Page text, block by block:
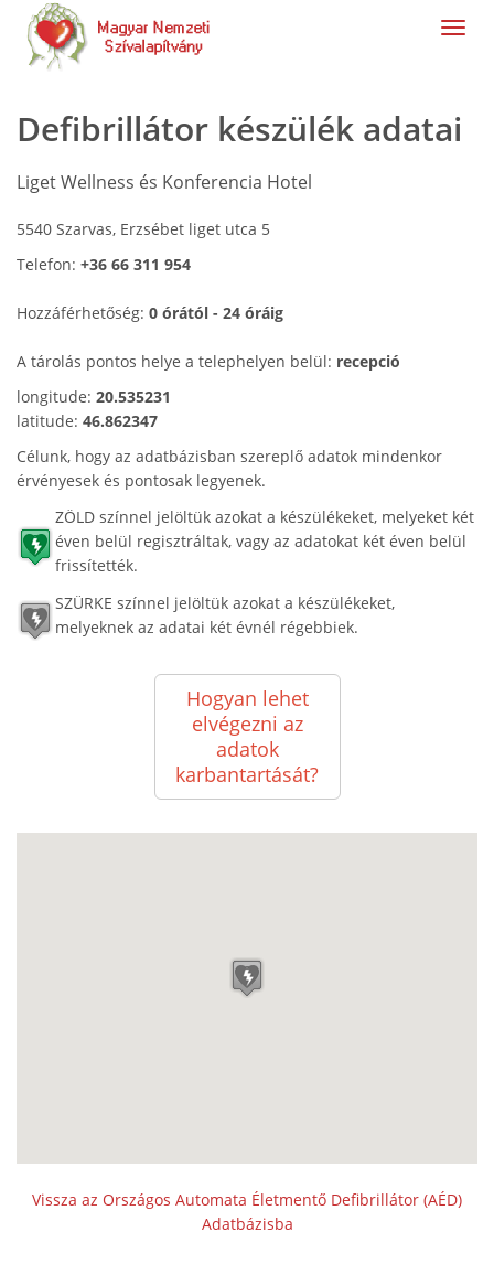
Defibrillátor készülék adatai
Liget Wellness és Konferencia Hotel
5540 Szarvas, Erzsébet liget utca 5
Telefon: +36 66 311 954
Hozzáférhetőség: 0 órától - 24 óráig
A tárolás pontos helye a telephelyen belül: recepció
longitude: 20.535231
latitude: 46.862347
Célunk, hogy az adatbázisban szereplő adatok mindenkor
érvényesek és pontosak legyenek.
ZÖLD színnel jelöltük azokat a készülékeket, melyeket két
éven belül regisztráltak, vagy az adatokat két éven belül
frissítették.
SZÜRKE színnel jelöltük azokat a készülékeket,
melyeknek az adatai két évnél régebbiek.
Hogyan lehet
elvégezni az
adatok
karbantartását?
Vissza az Országos Automata Életmentő Defibrillátor (AÉD)
Adatbázisba